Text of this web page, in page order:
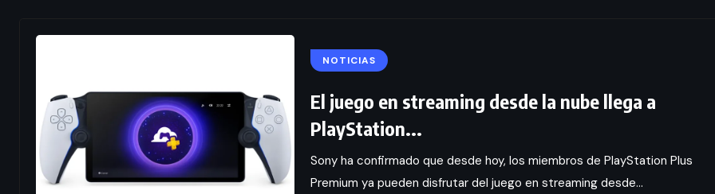
NOTICIAS
El juego en streaming desde la nube llega a
PlayStation...
Sony ha confirmado que desde hoy, los miembros de PlayStation Plus
Premium ya pueden disfrutar del juego en streaming desde...